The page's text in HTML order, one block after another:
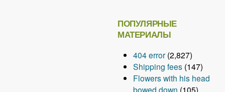
ПОПУЛЯРНЫЕ
МАТЕРИАЛЫ
404 error (2,827)
Shipping fees (147)
Flowers with his head
bowed down (105)